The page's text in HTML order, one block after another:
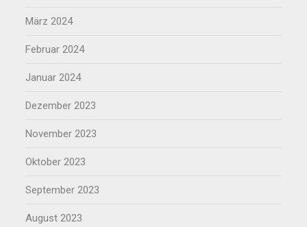
März 2024
Februar 2024
Januar 2024
Dezember 2023
November 2023
Oktober 2023
September 2023
August 2023